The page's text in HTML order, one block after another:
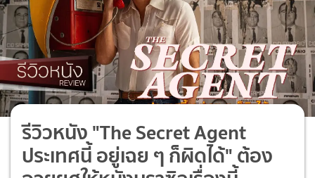
รีวิวหนัง "The Secret Agent
ประเทศนี้ อยู่เฉย ๆ ก็ผิดได้" ต้อง